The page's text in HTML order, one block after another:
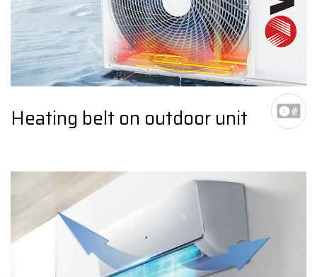
Heating belt on outdoor unit